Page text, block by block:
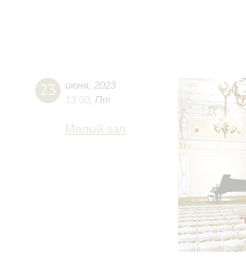
23 июня 2023
13:00 Пт
Малый зал